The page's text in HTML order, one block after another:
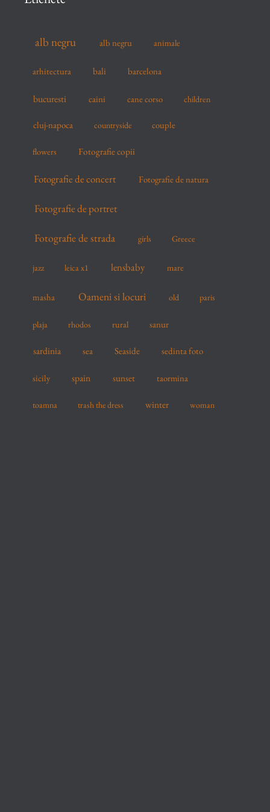
alb negru alb negru animale
arhitectura bali barcelona
bucuresti caini cane corso children
cluj-napoca countryside couple
flowers Fotografie copii
Fotografie de concert Fotografie de natura
Fotografie de portret
Fotografie de strada girls Greece
jazz leica x1 lensbaby mare
masha Oameni si locuri old paris
plaja rhodos rural sanur
sardinia sea Seaside sedinta foto
sicily spain sunset taormina
toamna trash the dress winter woman